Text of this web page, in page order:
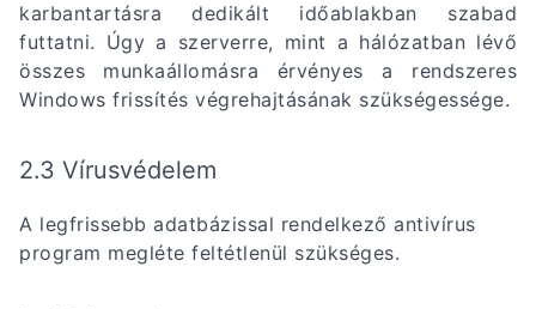
karbantartásra dedikált időablakban szabad
futtatni. Úgy a szerverre, mint a hálózatban lévő
összes munkaállomásra érvényes a rendszeres
Windows frissítés végrehajtásának szükségessége.
2.3 Vírusvédelem
A legfrissebb adatbázissal rendelkező antivírus
program megléte feltétlenül szükséges.